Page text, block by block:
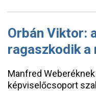
Orbán Viktor:
ragaszkodik
Manfred
képviselőcsoport